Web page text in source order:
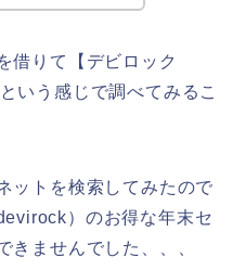
借りて【デビロック
いう感じで調べてみるこ
ットを検索してみたので
）のお得な年末セ
きませんでした、、、